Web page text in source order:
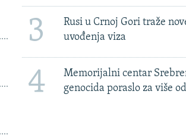
3
Rusi u Crnoj Gori traže
uvođenja viza
4
Memorijalni centar
genocida poraslo za više